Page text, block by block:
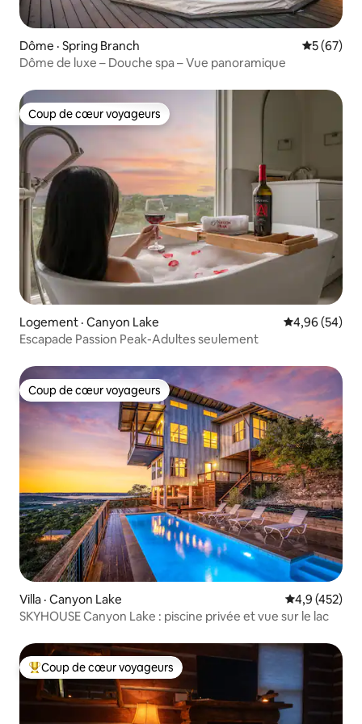
Dôme · Spring Branch Note
5 (67)
Dôme de luxe – Douche spa – Vue panoramique
Coup de cœur voyageurs
Coup de cœur voyageurs
Logement · Canyon Lake Note
4,96 (54)
Escapade Passion Peak-Adultes seulement
Coup de cœur voyageurs
Coup de cœur voyageurs
Villa · Canyon Lake Note
4,9 (452)
SKYHOUSE Canyon Lake : piscine privée et vue sur le lac
Coup de cœur voyageurs parmi les plus aimés
Coup de cœur voyageurs